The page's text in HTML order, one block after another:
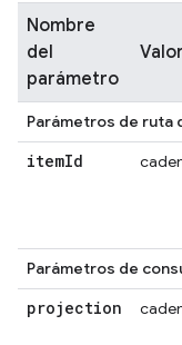
Nombre
del
parámetro
Valor
Parámetros de ruta
itemId
Parámetros de
projection